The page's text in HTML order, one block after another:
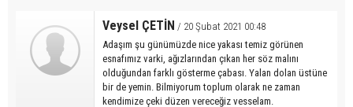
Veysel ÇETİN / 20 Şubat 2021 00:48
Adaşım şu günümüzde nice yakası temiz görünen
esnafımız varki, ağızlarından çıkan her söz malını
olduğundan farklı gösterme çabası. Yalan dolan üstüne
bir de yemin. Bilmiyorum toplum olarak ne zaman
kendimize çeki düzen vereceğiz vesselam.